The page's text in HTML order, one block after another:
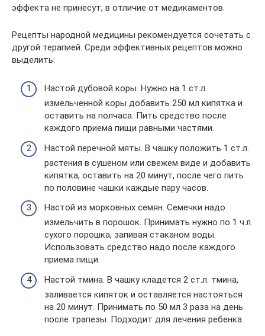
эффекта не принесут, в отличие от медикаментов.
Рецепты народной медицины рекомендуется сочетать с
другой терапией. Среди эффективных рецептов можно
выделить:
Настой дубовой коры. Нужно на 1 ст.л.
измельченной коры добавить 250 мл кипятка и
оставить на полчаса. Пить средство после
каждого приема пищи равными частями.
Настой перечной мяты. В чашку положить 1 ст.л.
растения в сушеном или свежем виде и добавить
кипятка, оставить на 20 минут, после чего пить
по половине чашки каждые пару часов.
Настой из морковных семян. Семечки надо
измельчить в порошок. Принимать нужно по 1 ч.л.
сухого порошка, запивая стаканом воды.
Использовать средство надо после каждого
приема пищи.
Настой тмина. В чашку кладется 2 ст.л. тмина,
заливается кипяток и оставляется настояться
на 20 минут. Принимать по 50 мл 3 раза на день
после трапезы. Подходит для лечения ребенка.